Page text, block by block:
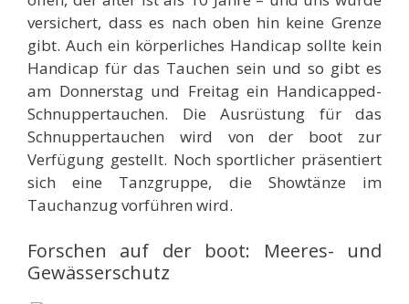
versichert, dass es nach oben hin keine Grenze
gibt. Auch ein körperliches Handicap sollte kein
Handicap für das Tauchen sein und so gibt es
am Donnerstag und Freitag ein Handicapped-
Schnuppertauchen. Die Ausrüstung für das
Schnuppertauchen wird von der boot zur
Verfügung gestellt. Noch sportlicher präsentiert
sich eine Tanzgruppe, die Showtänze im
Tauchanzug vorführen wird.
Forschen auf der boot: Meeres- und
Gewässerschutz